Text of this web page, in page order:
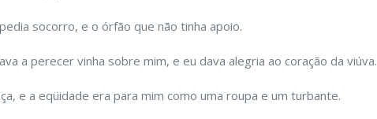
socorro, e o órfão que não tinha apoio.
a perecer vinha sobre mim, e eu dava alegria ao coração da viúva.
e a eqüidade era para mim como uma roupa e um turbante.